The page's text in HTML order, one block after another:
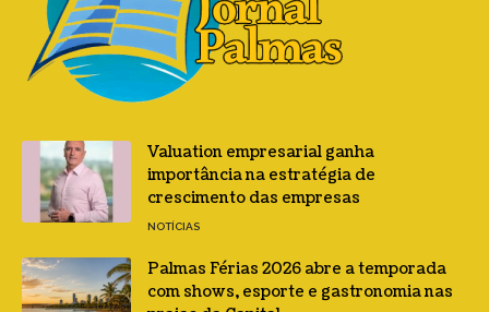
Valuation empresarial ganha
importância na estratégia de
crescimento das empresas
NOTÍCIAS
Palmas Férias 2026 abre a temporada
com shows, esporte e gastronomia nas